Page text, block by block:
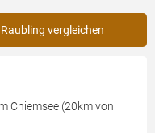
vergleichen
Chiemsee (20km von